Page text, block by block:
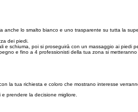
lo smalto bianco e uno trasparente su tutta la
dei piedi.
schiuma, poi si proseguirà con un massaggio ai
e fino a 4 professionisti della tua zona si
la tua richiesta e coloro che mostrano interesse
prendere la decisione migliore.